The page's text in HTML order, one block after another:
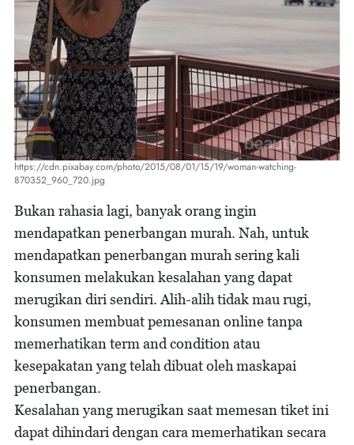
https://cdn.pixabay.com/photo/2015/08/01/15/19/woman-watching-
870352_960_720.jpg
Bukan rahasia lagi, banyak orang ingin
mendapatkan penerbangan murah. Nah, untuk
mendapatkan penerbangan murah sering kali
konsumen melakukan kesalahan yang dapat
merugikan diri sendiri. Alih-alih tidak mau rugi,
konsumen membuat pemesanan online tanpa
memerhatikan term and condition atau
kesepakatan yang telah dibuat oleh maskapai
penerbangan.
Kesalahan yang merugikan saat memesan tiket ini
dapat dihindari dengan cara memerhatikan secara